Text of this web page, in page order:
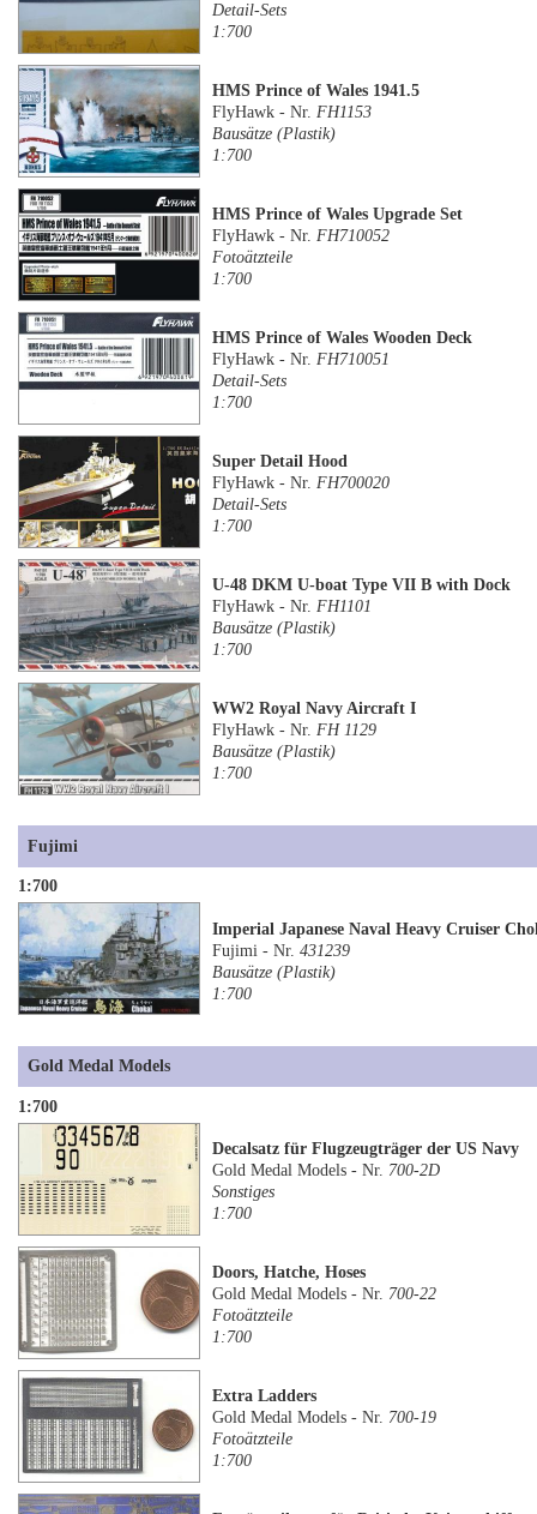
Detail-Sets
1:700
HMS Prince of Wales 1941.5
FlyHawk - Nr.FH1153
Bausätze (Plastik)
1:700
HMS Prince of Wales Upgrade Set
FlyHawk - Nr.FH710052
Fotoätzteile
1:700
HMS Prince of Wales Wooden Deck
FlyHawk - Nr.FH710051
Detail-Sets
1:700
Super Detail Hood
FlyHawk - Nr.FH700020
Detail-Sets
1:700
U-48 DKM U-boat Type VII B with Dock
FlyHawk - Nr.FH1101
Bausätze (Plastik)
1:700
WW2 Royal Navy Aircraft I
FlyHawk - Nr.FH 1129
Bausätze (Plastik)
1:700
Fujimi
1:700
Imperial Japanese Naval Heavy Cruiser
Fujimi - Nr.431239
Bausätze (Plastik)
1:700
Gold Medal Models
1:700
Decalsatz für Flugzeugträger der US Navy
Gold Medal Models - Nr. 700-2D
Sonstiges
1:700
Doors, Hatche, Hoses
Gold Medal Models - Nr. 700-22
Fotoätzteile
1:700
Extra Ladders
Gold Medal Models - Nr. 700-19
Fotoätzteile
1:700